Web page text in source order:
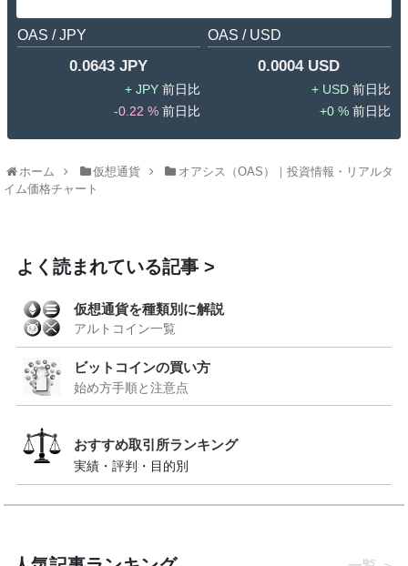
OAS / JPY
0.0643 JPY
JPY
-0.22 %
OAS / USD
0.0004 USD
USD
0 %
ホーム 仮想通貨
オアシス（OAS）｜投資情報・リアルタ
イム価格チャート
よく読まれている記事
仮想通貨を種類別に解説
アルトコイン一覧
ビットコインの買い方
始め方手順と注意点
おすすめ取引所ランキング
実績・評判・目的別